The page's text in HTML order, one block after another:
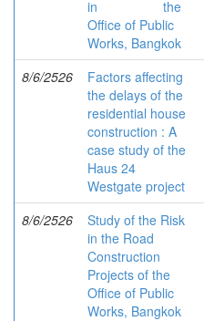
in the
Office of Public
Works, Bangkok
8/6/2526
Factors affecting
the delays of the
residential house
construction : A
case study of the
Haus 24
Westgate project
8/6/2526
Study of the Risk
in the Road
Construction
Projects of the
Office of Public
Works, Bangkok